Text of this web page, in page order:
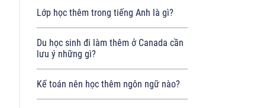
Lớp học thêm trong tiếng Anh là gì?
Du học sinh đi làm thêm ở Canada cần
lưu ý những gì?
Kế toán nên học thêm ngôn ngữ nào?